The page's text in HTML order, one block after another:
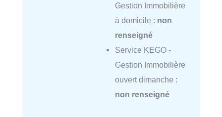
Gestion Immobilière
à domicile : non
renseigné
Service KEGO -
Gestion Immobilière
ouvert dimanche :
non renseigné